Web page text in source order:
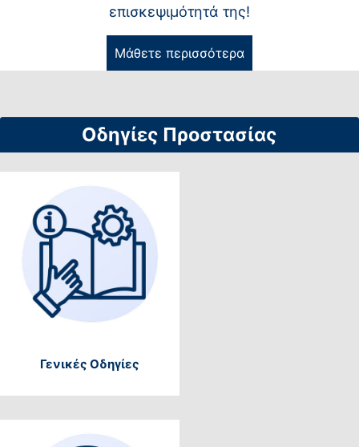
επισκεψιμότητά της!
Μάθετε περισσότερα
Οδηγίες Προστασίας
Γενικές Οδηγίες